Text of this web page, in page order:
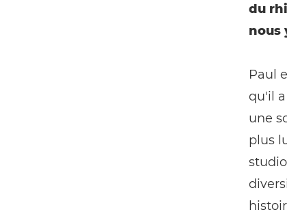
du
nous
Paul
qu'il
une
plus